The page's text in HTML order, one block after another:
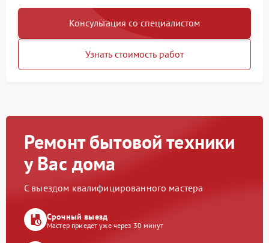
Консультация со специалистом
Узнать стоимость работ
Ремонт бытовой техники
у Вас дома
С выездом квалифицированного мастера
Срочный выезд
Мастер приедет уже через 30 минут